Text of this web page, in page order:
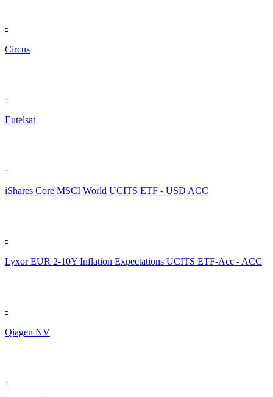
-
Circus
-
Eutelsat
-
iShares Core MSCI World UCITS ETF - USD ACC
-
Lyxor EUR 2-10Y Inflation Expectations UCITS ETF-Acc - ACC
-
Qiagen NV
-